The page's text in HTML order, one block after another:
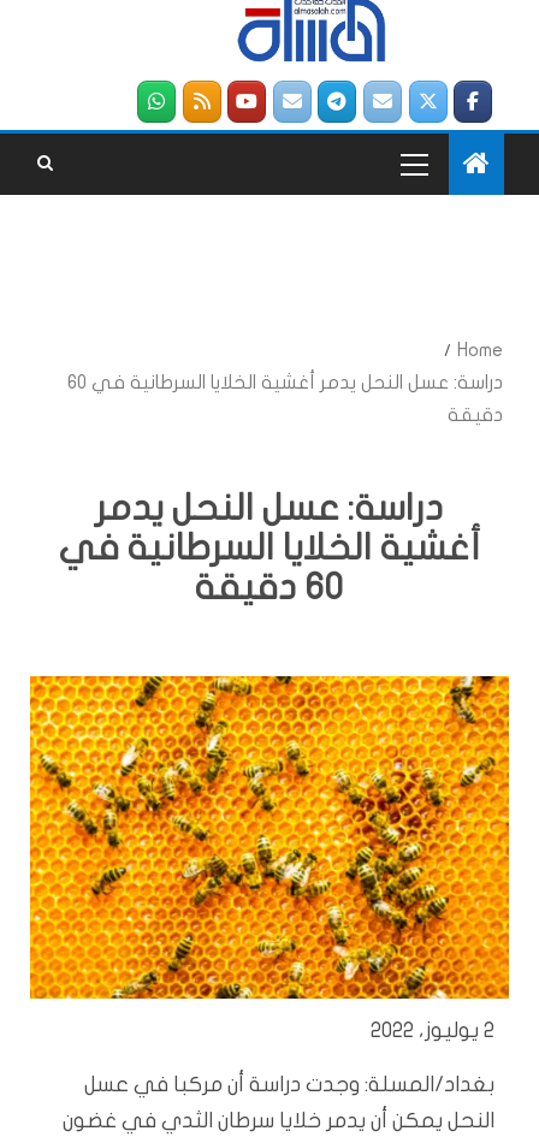
Home
دراسة: عسل النحل يدمر أغشية الخلايا السرطانية في 60
دقيقة
دراسة: عسل النحل يدمر
أغشية الخلايا السرطانية في
60 دقيقة
2 يوليوز، 2022
بغداد/المسلة: وجدت دراسة أن مركبا في عسل
النحل يمكن أن يدمر خلايا سرطان الثدي في غضون